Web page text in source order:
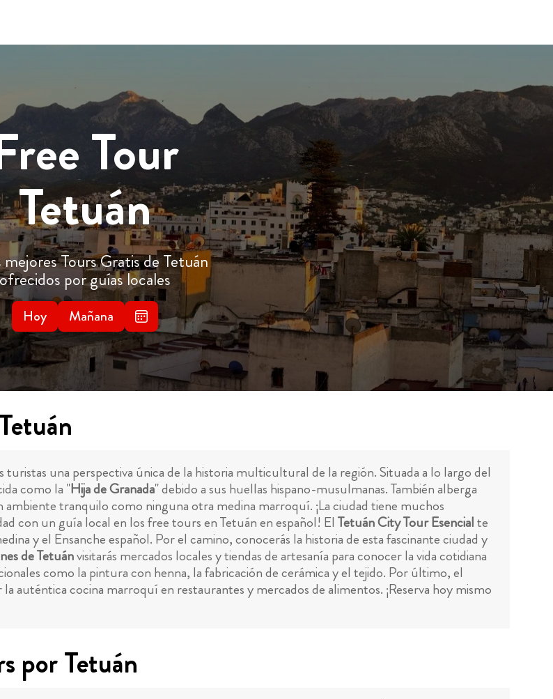
Tour
Tetuán
mejores Tours Gratis de Tetuán
ofrecidos por guías locales
Hoy Mañana
una perspectiva única de la historia multicultural de la región. Situada a lo largo del
como la "Hija de Granada" debido a sus huellas hispano-musulmanas. También alberga
tranquilo como ninguna otra medina marroquí. ¡La ciudad tiene muchos
con un guía local en los free tours en Tetuán en español! El Tetuán City Tour Esencialte
y el Ensanche español. Por el camino, conocerás la historia de esta fascinante ciudad y
de Tetuánvisitarás mercados locales y tiendas de artesanía para conocer la vida cotidiana
como la pintura con henna, la fabricación de cerámica y el tejido. Por último, el
auténtica cocina marroquí en restaurantes y mercados de alimentos. ¡Reserva hoy mismo
por Tetuán